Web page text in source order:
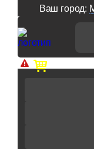
Ваш город:
Доп. скидка